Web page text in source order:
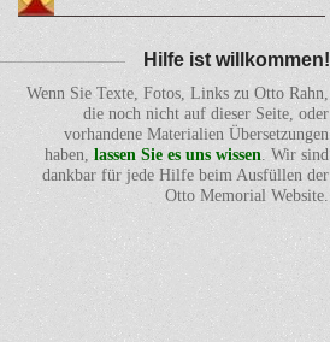
Hilfe ist willkommen!
Wenn Sie Texte, Fotos, Links zu Otto Rahn,
die noch nicht auf dieser Seite, oder
vorhandene Materialien Übersetzungen
haben,lassen Sie es uns wissen. Wir sind
dankbar für jede Hilfe beim Ausfüllen der
Otto Memorial Website.